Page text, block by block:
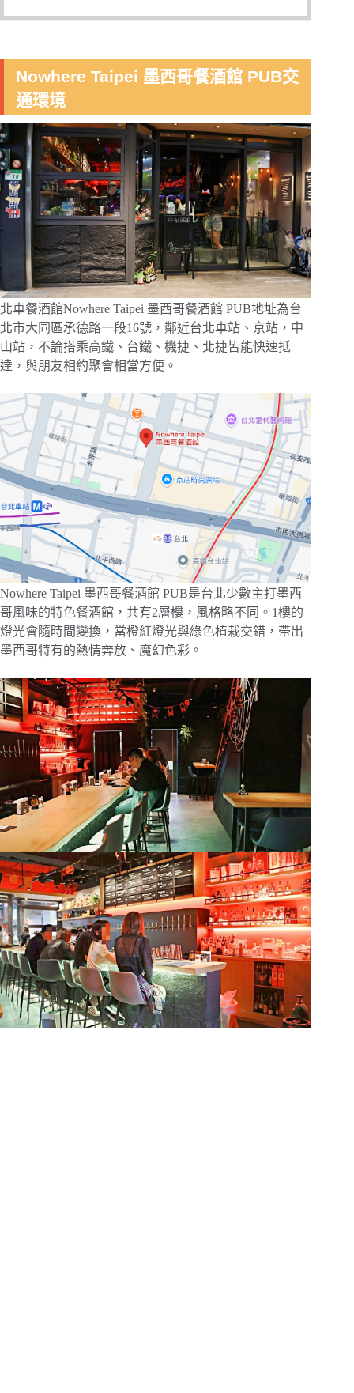
Nowhere Taipei 墨西哥餐酒館 PUB交
通環境
北車餐酒館Nowhere Taipei 墨西哥餐酒館 PUB地址為台
北市大同區承德路一段16號，鄰近台北車站、京站，中
山站，不論搭乘高鐵、台鐵、機捷、北捷皆能快速抵
達，與朋友相約聚會相當方便。
Nowhere Taipei 墨西哥餐酒館 PUB是台北少數主打墨西
哥風味的特色餐酒館，共有2層樓，風格略不同。1樓的
燈光會隨時間變換，當橙紅燈光與綠色植栽交錯，帶出
墨西哥特有的熱情奔放、魔幻色彩。